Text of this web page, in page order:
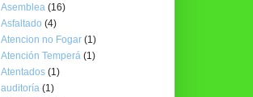
Asemblea (16)
Asfaltado (4)
Atencion no Fogar (1)
Atención Temperá (1)
Atentados (1)
auditoría (1)